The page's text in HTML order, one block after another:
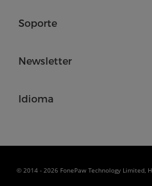
Soporte
Newsletter
Idioma
© 2014 - 2026 FonePaw Technology Limited,